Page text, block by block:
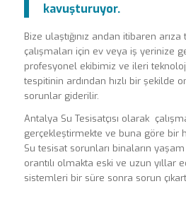
kavuşturuyor.
Bize ulaştığınız andan itibaren
çalışmaları için ev veya iş yerinize
profesyonel ekibimiz ve ileri
tespitinin ardından hızlı bir şekilde
sorunlar giderilir.
Antalya Su Tesisatçısı olarak
gerçekleştirmekte ve buna göre bir
Su tesisat sorunları binaların
orantılı olmakta eski ve uzun yıllar
sistemleri bir süre sonra sorun